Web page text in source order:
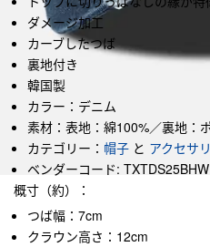
ダメージ加工
カーブしたつば
裏地付き
韓国製
カラー：デニム
素材：表地：綿100%／裏地：
カテゴリー： 帽子 と アクセサ
ベンダーコード: TXTDS25BHW
概寸（約）：
つば幅：7cm
クラウン高さ：12cm